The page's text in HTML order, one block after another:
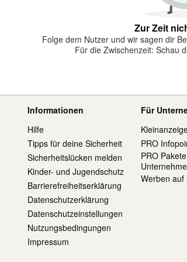
Zur Zeit
Folge dem Nutzer und wir sagen dir
Für die Zwischenzeit: Schau
Informationen
Hilfe
Tipps für deine Sicherheit
Sicherheitslücken melden
Kinder- und Jugendschutz
Barrierefreiheitserklärung
Datenschutzerklärung
Datenschutzeinstellungen
Nutzungsbedingungen
Impressum
Für
PRO
PRO
Werben auf